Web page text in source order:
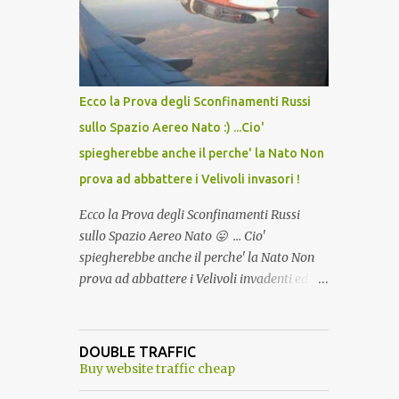
lo scopo della temperatura? Qualcuno a suo
tempo ribattezzo' il Vaccino come: l' Amaro
del Capo, era "spettacolare Ghiacciato, ma
andava bene anche, a Temperatura
Ambiente"! Riproponiamo l'articolo per NON
Ecco la Prova degli Sconfinamenti Russi
sullo Spazio Aereo Nato :) ...Cio'
spiegherebbe anche il perche' la Nato Non
prova ad abbattere i Velivoli invasori !
Ecco la Prova degli Sconfinamenti Russi
sullo Spazio Aereo Nato 😛 ... Cio'
spiegherebbe anche il perche' la Nato Non
prova ad abbattere i Velivoli invadenti ed
alcuna notizia di un'invasione dello spazio
aereo NATO da parte di un robot chiamato
DOUBLE TRAFFIC
Buy website traffic cheap